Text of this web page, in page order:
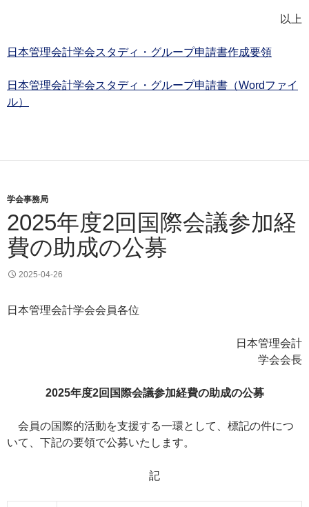
以上
日本管理会計学会スタディ・グループ申請書作成要領
日本管理会計学会スタディ・グループ申請書（Wordファイ
ル）
学会事務局
2025年度2回国際会議参加経
費の助成の公募
2025-04-26
日本管理会計学会会員各位
日本管理会計
学会会長
2025年度2回国際会議参加経費の助成の公募
会員の国際的活動を支援する一環として、標記の件につ
いて、下記の要領で公募いたします。
記